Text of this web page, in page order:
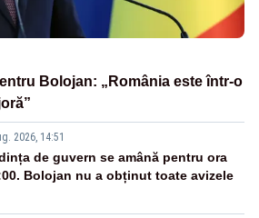
Bolojan: „România este într-o
2026, 14:51
de guvern se amână pentru ora
Bolojan nu a obținut toate avizele